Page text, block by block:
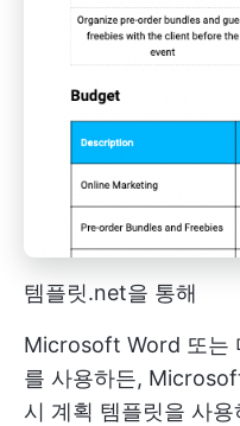
템플릿.net을 통해
Microsoft Word 또는
를 사용하든,
시 계획 템플릿을 사